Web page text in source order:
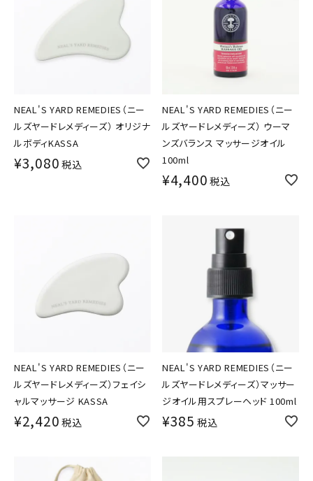
NEAL'S YARD REMEDIES（ニー
ルズヤードレメディーズ） オリジナ
ルボディKASSA
¥3,080 税込
NEAL'S YARD REMEDIES（ニー
ルズヤードレメディーズ） ウーマ
ンズバランス マッサージオイル
100ml
¥4,400 税込
NEAL'S YARD REMEDIES（ニー
ルズヤードレメディーズ）フェイシ
ャルマッサージ KASSA
¥2,420 税込
NEAL'S YARD REMEDIES（ニー
ルズヤードレメディーズ）マッサー
ジオイル用スプレーヘッド 100ml
¥385 税込